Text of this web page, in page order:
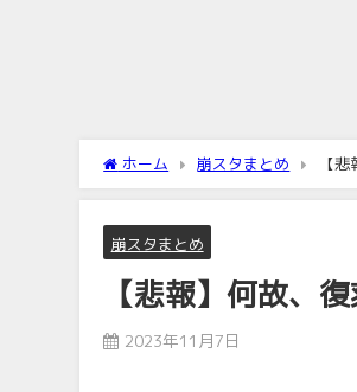
ホーム 崩スタまとめ 【
崩スタまとめ
【悲報】何故、
2023年11月7日